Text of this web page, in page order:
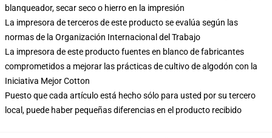
blanqueador, secar seco o hierro en la impresión
La impresora de terceros de este producto se evalúa según las
normas de la Organización Internacional del Trabajo
La impresora de este producto fuentes en blanco de fabricantes
comprometidos a mejorar las prácticas de cultivo de algodón con la
Iniciativa Mejor Cotton
Puesto que cada artículo está hecho sólo para usted por su tercero
local, puede haber pequeñas diferencias en el producto recibido